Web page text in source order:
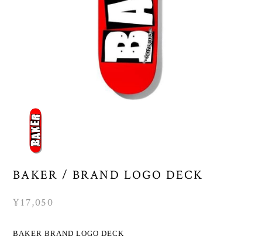
BAKER / BRAND LOGO DECK
¥17,050
BAKER BRAND LOGO DECK